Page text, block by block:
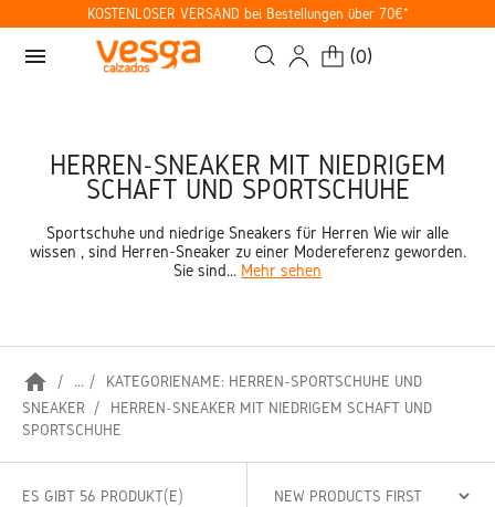
KOSTENLOSER VERSAND bei Bestellungen über 70€*
menu (0)
HERREN-SNEAKER MIT NIEDRIGEM
SCHAFT UND SPORTSCHUHE
Sportschuhe und niedrige Sneakers für Herren Wie wir alle
wissen , sind Herren-Sneaker zu einer Modereferenz geworden.
Sie sind... Mehr sehen
home ...
KATEGORIENAME: HERREN-SPORTSCHUHE UND
SNEAKER
HERREN-SNEAKER MIT NIEDRIGEM SCHAFT UND
SPORTSCHUHE
ES GIBT 56 PRODUKT(E)